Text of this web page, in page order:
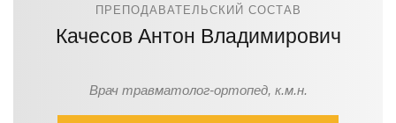
ПРЕПОДАВАТЕЛЬСКИЙ СОСТАВ
Качесов Антон Владимирович
Врач травматолог-ортопед, к.м.н.